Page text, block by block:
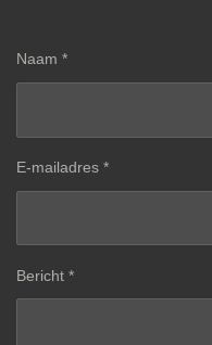
Naam *
E-mailadres *
Bericht *